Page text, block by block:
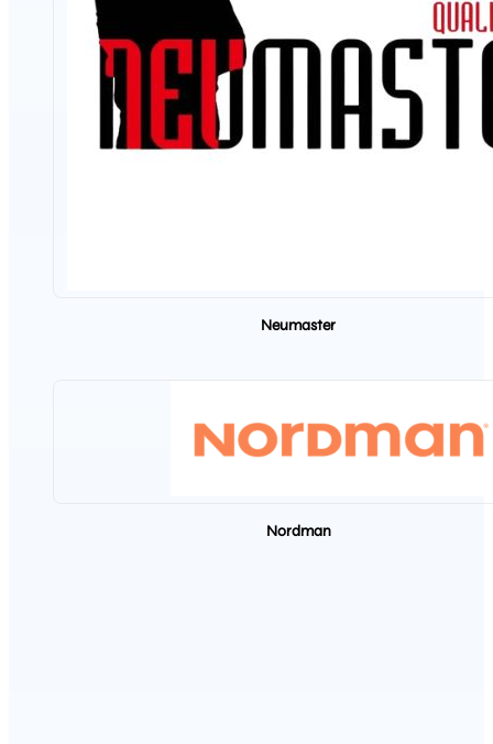
Neumaster
Nordman